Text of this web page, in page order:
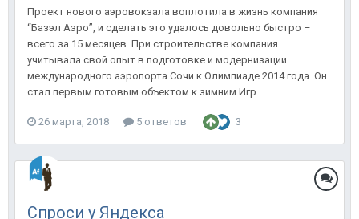
Проект нового аэровокзала воплотила в жизнь компания
“Базэл Аэро”, и сделать это удалось довольно быстро –
всего за 15 месяцев. При строительстве компания
учитывала свой опыт в подготовке и модернизации
международного аэропорта Сочи к Олимпиаде 2014 года. Он
стал первым готовым объектом к зимним Игр...
26 марта, 2018 5 ответов 3
Спроси у Яндекса